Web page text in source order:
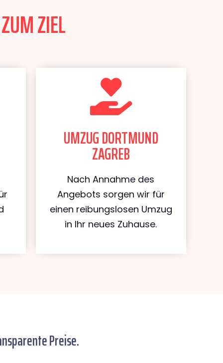
ZIEL
UMZUG DORTMUND
ZAGREB
Nach Annahme des
Angebots sorgen wir für
einen reibungslosen Umzug
in Ihr neues Zuhause.
Preise.